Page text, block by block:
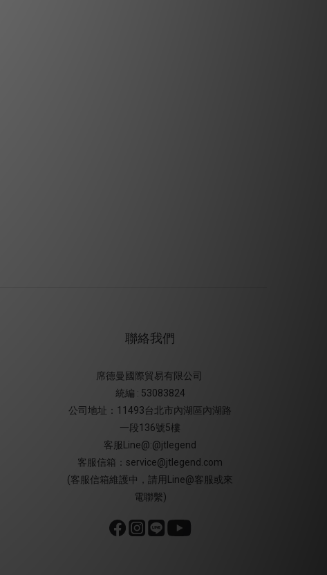
聯絡我們
席德曼國際貿易有限公司
統編 : 53083824
公司地址：11493台北市內湖區內湖路
一段136號5樓
客服Line@:@jtlegend
客服信箱：service@jtlegend.com
(客服信箱維護中，請用Line@客服或來
電聯繫)